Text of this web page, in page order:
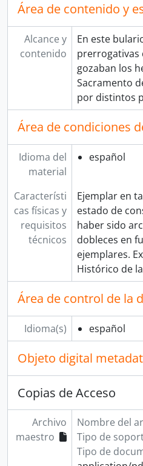
Área de contenido y
Alcance y
contenido
En este
prerrogativas
gozaban los
Sacramento
por distintos
Área de condiciones
Idioma del
material
español
Característi
cas físicas y
requisitos
técnicos
Ejemplar en
estado de
haber sido
dobleces en
ejemplares.
Histórico de
Área de control de la
Idioma(s) español
Objeto digital
Copias de Acceso
Archivo
maestro
Nombre del
Tipo de
Tipo de